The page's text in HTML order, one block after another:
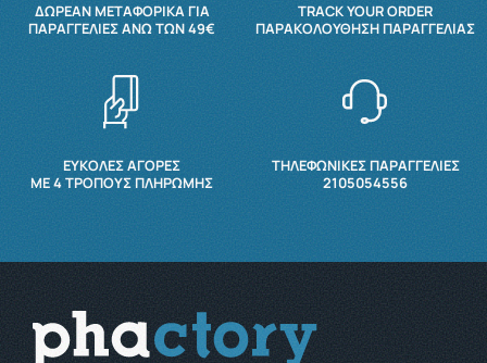
ΔΩΡΕΆΝ ΜΕΤΑΦΟΡΙΚΆ ΓΙΑ
ΠΑΡΑΓΓΕΛΊΕΣ ΆΝΩ ΤΩΝ 49€
TRACK YOUR ORDER
ΠΑΡΑΚΟΛΟΎΘΗΣΗ ΠΑΡΑΓΓΕΛΊΑΣ
ΕΥΚΟΛΕΣ ΑΓΟΡΕΣ
ΜΕ 4 ΤΡΌΠΟΥΣ ΠΛΗΡΩΜΉΣ
ΤΗΛΕΦΩΝΙΚΕΣ ΠΑΡΑΓΓΕΛΙΕΣ
2105054556